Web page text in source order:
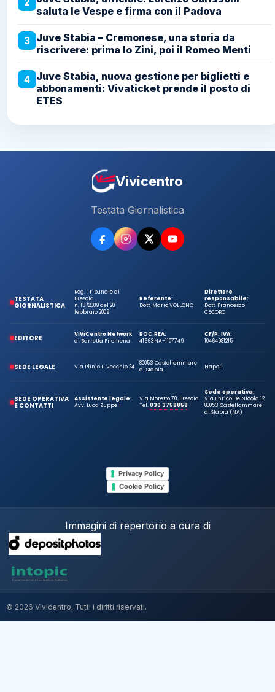
saluta le Vespe e firma con il Padova
3 Juve Stabia – Cremonese, una storia da
riscrivere: prima lo Zini, poi il Romeo Menti
4 Juve Stabia, nuova gestione per biglietti e
abbonamenti: Vivaticket prende il posto di
ETES
Vivicentro
Testata Giornalistica
TESTATA
GIORNALISTICA
Reg. Tribunale di
Brescia
n. 13/2009 del 20
febbraio 2009
Referente:
Dott. Mario VOLLONO
Direttore
responsabile:
Dott. Francesco
CECORO
EDITORE
ViViCentro Network
di Barretta Filomena
ROC:
41663
REA:
NA-1107749
CF/P. IVA:
10464981215
SEDE LEGALE Via Plinio Il Vecchio 24
80053 Castellammare
di Stabia
Napoli
SEDE OPERATIVA
E CONTATTI
Assistente legale:
Avv. Luca Zuppelli
Via Moretto 70, Brescia
Tel.030 3758858
Sede operativa:
Via Enrico De Nicola 12
80053 Castellammare
di Stabia (NA)
Privacy Policy
Cookie Policy
Immagini di repertorio a cura di
© 2026 Vivicentro. Tutti i diritti riservati.